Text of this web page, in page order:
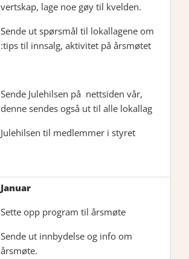
vertskap, lage noe gøy til kvelden.
Sende ut spørsmål til lokallagene om
:tips til innsalg, aktivitet på årsmøtet
Sende Julehilsen på nettsiden vår,
denne sendes også ut til alle lokallag
Julehilsen til medlemmer i styret
Januar
Sette opp program til årsmøte
Sende ut innbydelse og info om
årsmøte.